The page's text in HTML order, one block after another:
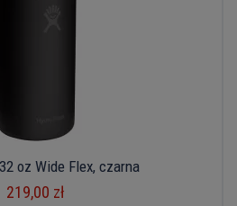
oz Wide Flex, czarna
219,00 zł